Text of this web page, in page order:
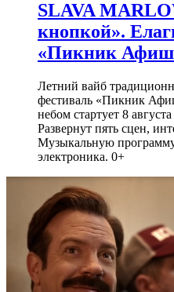
SLAVA
кнопкой».
«Пикник
Летний вайб
фестиваль «Пикник
небом стартует 8
Развернут пять сцен,
Музыкальную
электроника. 0+